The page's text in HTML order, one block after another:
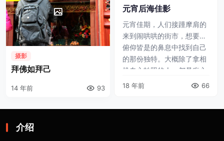
摄影
拜佛如拜己
14 年前 93
元宵后海佳影
元宵佳期，人们接踵摩肩的
来到闹哄哄的街市，想要在
俯仰皆是的鼻息中找到自己
的那份独特。大概除了拿相
机专心拍照的人，都是痴心
妄想！ 祝大家元宵佳期愉
18 年前 66
介绍